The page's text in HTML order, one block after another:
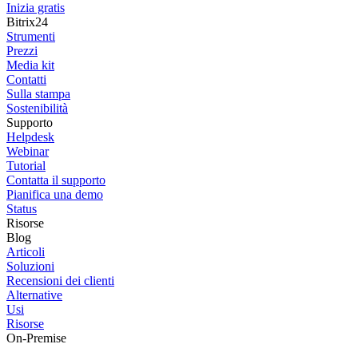
Inizia gratis
Bitrix24
Strumenti
Prezzi
Media kit
Contatti
Sulla stampa
Sostenibilità
Supporto
Helpdesk
Webinar
Tutorial
Contatta il supporto
Pianifica una demo
Status
Risorse
Blog
Articoli
Soluzioni
Recensioni dei clienti
Alternative
Usi
Risorse
On-Premise